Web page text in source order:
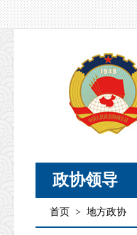
政协领导
首页 > 地方政协